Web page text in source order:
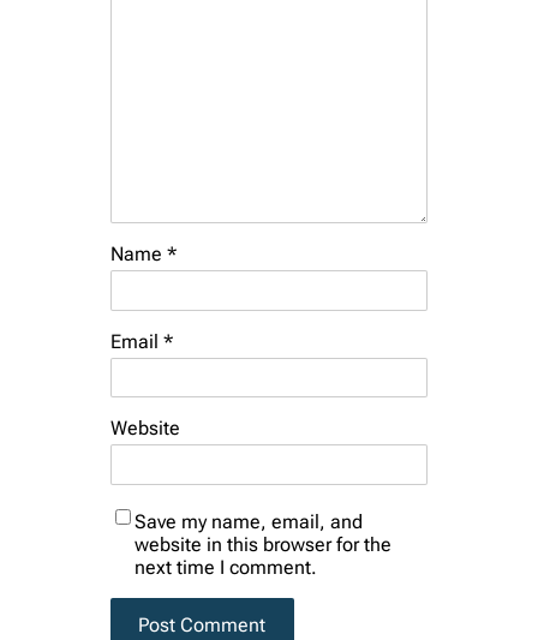
Name *
Email *
Website
Save my name, email, and
website in this browser for the
next time I comment.